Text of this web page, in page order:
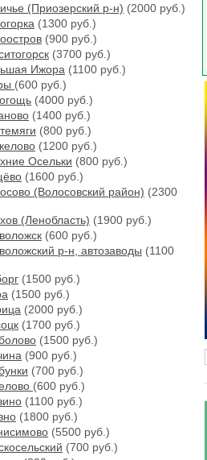
(Приозерский р-н) (2000 руб.)
(1300 руб.)
(900 руб.)
(3700 руб.)
Ижора (1100 руб.)
(600 руб.)
(4000 руб.)
(1400 руб.)
(800 руб.)
(1200 руб.)
Осельки (800 руб.)
(1600 руб.)
(Волосовский район) (2300
(Ленобласть) (1900 руб.)
(600 руб.)
р-н, автозаводы (1100
(1500 руб.)
(1500 руб.)
(2000 руб.)
(1700 руб.)
(1500 руб.)
(900 руб.)
(700 руб.)
(600 руб.)
(1100 руб.)
(1800 руб.)
(5500 руб.)
(700 руб.)